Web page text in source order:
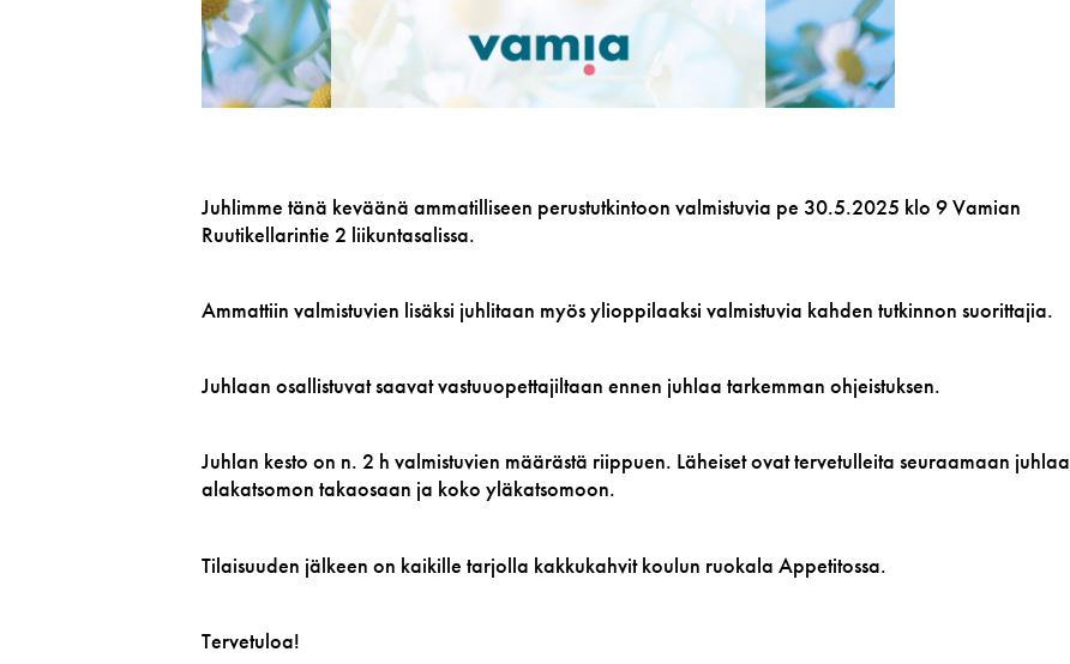
Juhlimme tänä keväänä ammatilliseen perustutkintoon valmistuvia pe 30.5.2025 klo 9 Vamian
Ruutikellarintie 2 liikuntasalissa.
Ammattiin valmistuvien lisäksi juhlitaan myös ylioppilaaksi valmistuvia kahden tutkinnon suorittajia.
Juhlaan osallistuvat saavat vastuuopettajiltaan ennen juhlaa tarkemman ohjeistuksen.
Juhlan kesto on n. 2 h valmistuvien määrästä riippuen. Läheiset ovat tervetulleita seuraamaan juhlaa
alakatsomon takaosaan ja koko yläkatsomoon.
Tilaisuuden jälkeen on kaikille tarjolla kakkukahvit koulun ruokala Appetitossa.
Tervetuloa!